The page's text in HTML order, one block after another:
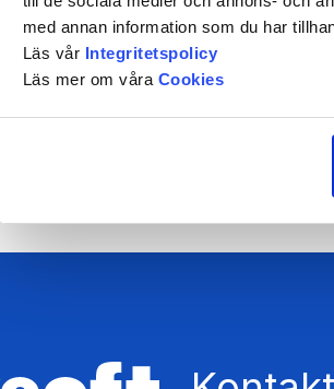
med annan information som du har
Läs vår Integritetspolicy
Läs mer om våra Cookies